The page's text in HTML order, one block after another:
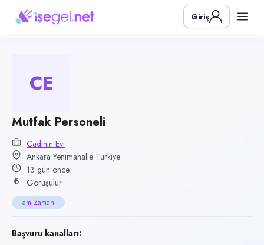
Pozisyon
Mutfak Personeli
Kategori
Konum
Yenimahalle, Ankara
Çalışma şekli
Tam Zamanlı · Ofis
Yayın tarihi
24 Temmuz 2026
Son geçerlilik
Giriş
CE
Mutfak Personeli
Cadının Evi
Ankara Yenimahalle Türkiye
13 gün önce
Görüşülür
Tam Zamanlı
Başvuru kanalları: